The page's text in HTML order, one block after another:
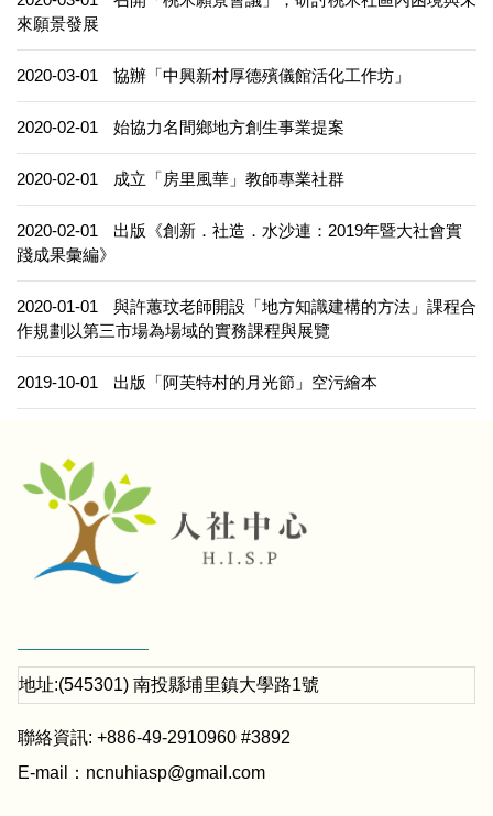
來願景發展
2020-03-01 協辦「中興新村厚德殯儀館活化工作坊」
2020-02-01 始協力名間鄉地方創生事業提案
2020-02-01 成立「房里風華」教師專業社群
2020-02-01
出版《創新．社造．水沙連：2019年暨大社會實
踐成果彙編》
2020-01-01
與許蕙玟老師開設「地方知識建構的方法」課程合
作規劃以第三市場為場域的實務課程與展覽
2019-10-01 出版「阿芙特村的月光節」空污繪本
地址:(545301) 南投縣埔里鎮大學路1號
聯絡資訊: +886-49-2910960 #3892
E-mail： ncnuhiasp@gmail.com